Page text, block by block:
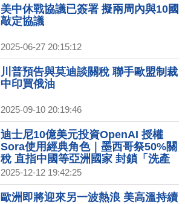
美中休戰協議已簽署 擬兩周內與10國
敲定協議
2025-06-27 20:15:12
川普預告與莫迪談關稅 聯手歐盟制裁
中印買俄油
2025-09-10 20:19:46
迪士尼10億美元投資OpenAI 授權
Sora使用經典角色｜墨西哥祭50%關
稅 直指中國等亞洲國家 封鎖「洗產
地」｜創台灣主權AI新里程 賴清德親
赴國網中心啟用｜鴻海砸159億蓋高
雄旗艦總部 輪值CEO回應墨關稅
2025-12-12 19:42:25
歐洲即將迎來另一波熱浪 美高溫持續